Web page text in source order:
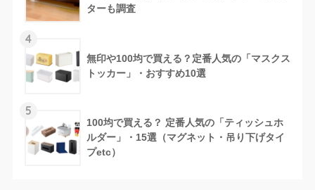
ターも調査
4
無印や100均で買える？定番人気の「マスクス
トッカー」・おすすめ10選
5
100均で買える？ 定番人気の「ティッシュホ
ルダー」・15選（マグネット・吊り下げタイ
プetc）